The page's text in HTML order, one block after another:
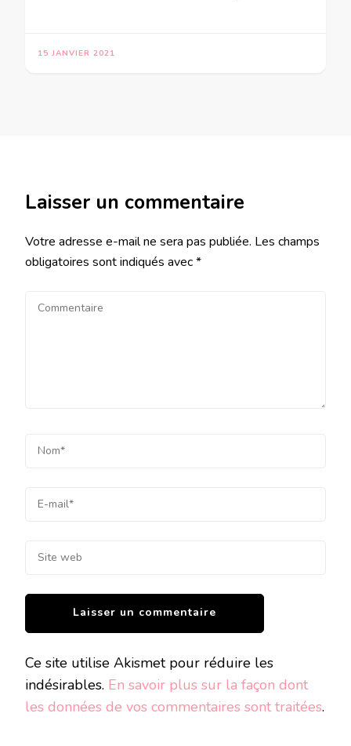
15 JANVIER 2021
Laisser un commentaire
Votre adresse e-mail ne sera pas publiée. Les champs
obligatoires sont indiqués avec*
Ce site utilise Akismet pour réduire les
indésirables. En savoir plus sur la façon dont
les données de vos commentaires sont traitées.